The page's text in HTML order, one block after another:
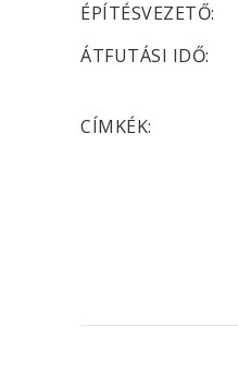
ÉPÍTÉSVEZETŐ:
ÁTFUTÁSI IDŐ:
CÍMKÉK: